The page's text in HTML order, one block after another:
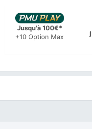
Jusqu'à 100€*
+10 Option Max